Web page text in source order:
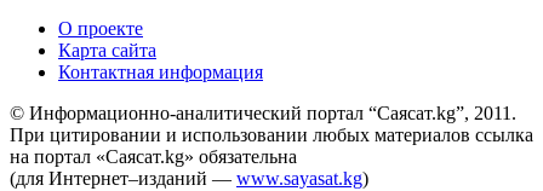
О проекте
Карта сайта
Контактная информация
© Информационно-аналитический портал “Саясат.kg”, 2011.
При цитировании и использовании любых материалов ссылка
на портал «Саясат.kg» обязательна
(для Интернет–изданий — www.sayasat.kg)